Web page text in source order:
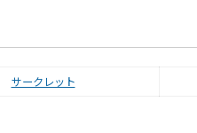
サークレット